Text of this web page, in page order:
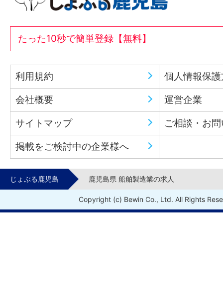
たった10秒で簡単登録【無料】
利用規約 個人情報保
会社概要 運営企業
サイトマップ ご相談・お
掲載をご検討中の企業様へ
じょぶる鹿児島 鹿児島県 船舶製造業の求人
Copyright (c) Bewin Co., Ltd. All Rights